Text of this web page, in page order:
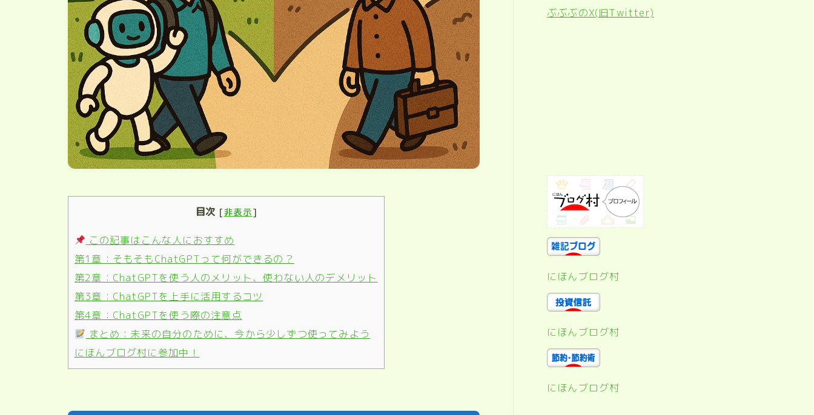
目次 [非表示]
この記事はこんな人におすすめ
第1章：そもそもChatGPTって何ができるの？
第2章：ChatGPTを使う人のメリット、使わない人のデメリット
第3章：ChatGPTを上手に活用するコツ
第4章：ChatGPTを使う際の注意点
まとめ：未来の自分のために、今から少しずつ使ってみよう
にほんブログ村に参加中！
ぶぶぶのX(旧Twitter)
にほんブログ村
にほんブログ村
にほんブログ村